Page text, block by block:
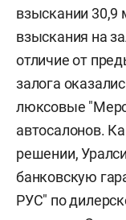
взыскании 30,9
взыскания на
отличие от
залога
люксовые
автосалонов.
решении,
банковскую
РУС" по